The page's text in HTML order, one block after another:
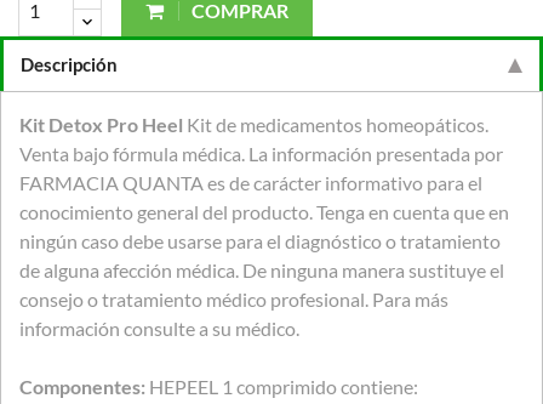
COMPRAR
Descripción
Kit Detox Pro Heel Kit de medicamentos homeopáticos.
Venta bajo fórmula médica. La información presentada por
FARMACIA QUANTA es de carácter informativo para el
conocimiento general del producto. Tenga en cuenta que en
ningún caso debe usarse para el diagnóstico o tratamiento
de alguna afección médica. De ninguna manera sustituye el
consejo o tratamiento médico profesional. Para más
información consulte a su médico.
Componentes: HEPEEL 1 comprimido contiene: